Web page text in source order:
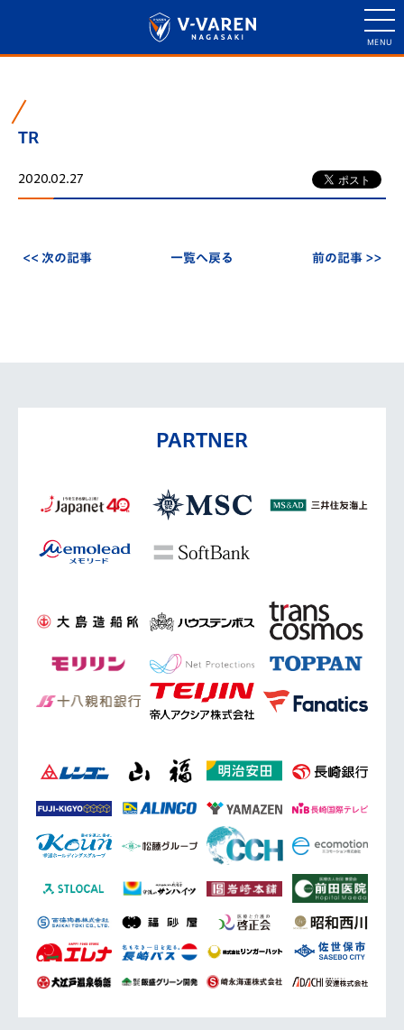
TR
2020.02.27
<< 次の記事 一覧へ戻る 前の記事 >>
PARTNER